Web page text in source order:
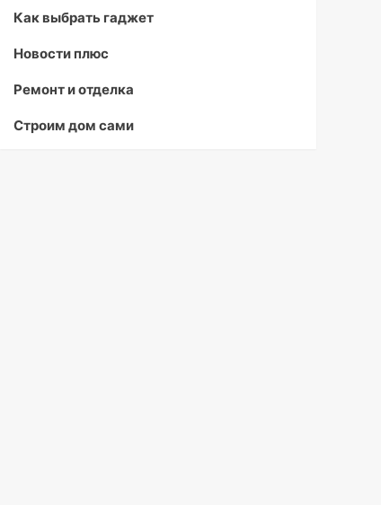
Как выбрать гаджет
Новости плюс
Ремонт и отделка
Строим дом сами